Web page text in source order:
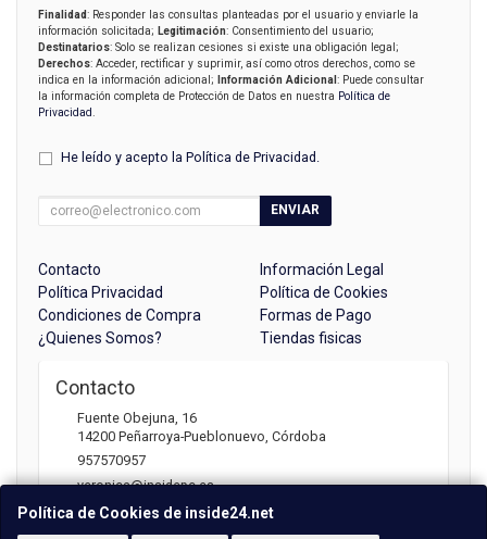
Política de Cookies de inside24.net
Finalidad: Responder las consultas planteadas por el usuario y enviarle la
información solicitada; Legitimación: Consentimiento del usuario;
Destinatarios: Solo se realizan cesiones si existe una obligación legal;
Derechos: Acceder, rectificar y suprimir, así como otros derechos, como se
indica en la información adicional;
Información Adicional : Puede consultar
la información completa de Protección de Datos en nuestra Política de
Privacidad
He leído y acepto la Política de Privacidad
ENVIAR
Contacto
Información Legal
Política Privacidad
Política de Cookies
Condiciones de Compra
Formas de Pago
¿Quienes Somos?
Tiendas fisicas
Contacto
Fuente Obejuna, 16
14200 Peñarroya-Pueblonuevo Córdoba
957570957
veronica@insidepc.es